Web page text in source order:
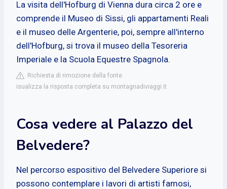
La visita dell'Hofburg di Vienna dura circa 2 ore e
comprende il Museo di Sissi, gli appartamenti Reali
e il museo delle Argenterie, poi, sempre all'interno
dell'Hofburg, si trova il museo della Tesoreria
Imperiale e la Scuola Equestre Spagnola.
Richiesta di rimozione della fonte
isualizza la risposta completa su montagnadiviaggi.it
Cosa vedere al Palazzo del
Belvedere?
Nel percorso espositivo del Belvedere Superiore si
possono contemplare i lavori di artisti famosi,